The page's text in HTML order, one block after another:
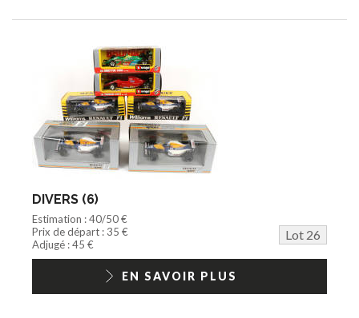
DIVERS (6)
Estimation : 40/50 €
Prix de départ : 35 €
Lot 26
Adjugé : 45 €
EN SAVOIR PLUS